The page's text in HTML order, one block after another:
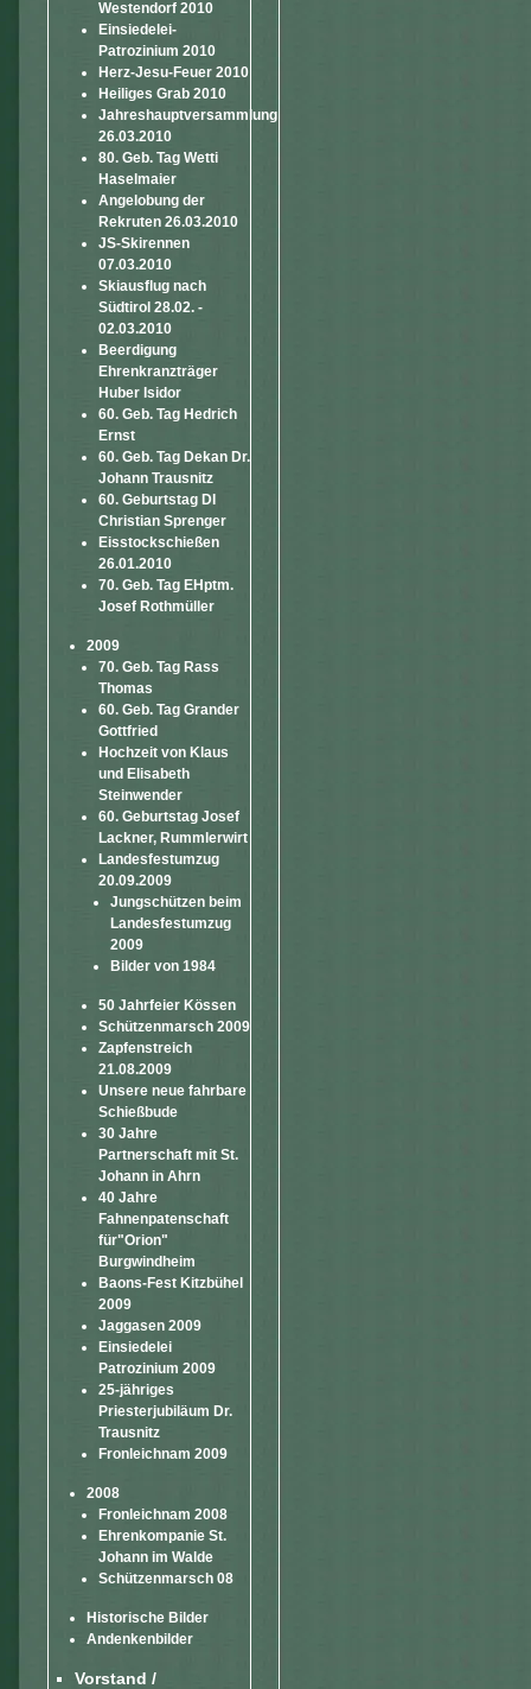
Westendorf 2010
Einsiedelei-
Patrozinium 2010
Herz-Jesu-Feuer 2010
Heiliges Grab 2010
Jahreshauptversammlung
26.03.2010
80. Geb. Tag Wetti
Haselmaier
Angelobung der
Rekruten 26.03.2010
JS-Skirennen
07.03.2010
Skiausflug nach
Südtirol 28.02. -
02.03.2010
Beerdigung
Ehrenkranzträger
Huber Isidor
60. Geb. Tag Hedrich
Ernst
60. Geb. Tag Dekan Dr.
Johann Trausnitz
60. Geburtstag DI
Christian Sprenger
Eisstockschießen
26.01.2010
70. Geb. Tag EHptm.
Josef Rothmüller
2009
70. Geb. Tag Rass
Thomas
60. Geb. Tag Grander
Gottfried
Hochzeit von Klaus
und Elisabeth
Steinwender
60. Geburtstag Josef
Lackner, Rummlerwirt
Landesfestumzug
20.09.2009
Jungschützen beim
Landesfestumzug
2009
Bilder von 1984
50 Jahrfeier Kössen
Schützenmarsch 2009
Zapfenstreich
21.08.2009
Unsere neue fahrbare
Schießbude
30 Jahre
Partnerschaft mit St.
Johann in Ahrn
40 Jahre
Fahnenpatenschaft
für"Orion"
Burgwindheim
Baons-Fest Kitzbühel
2009
Jaggasen 2009
Einsiedelei
Patrozinium 2009
25-jähriges
Priesterjubiläum Dr.
Trausnitz
Fronleichnam 2009
2008
Fronleichnam 2008
Ehrenkompanie St.
Johann im Walde
Schützenmarsch 08
Historische Bilder
Andenkenbilder
Vorstand /